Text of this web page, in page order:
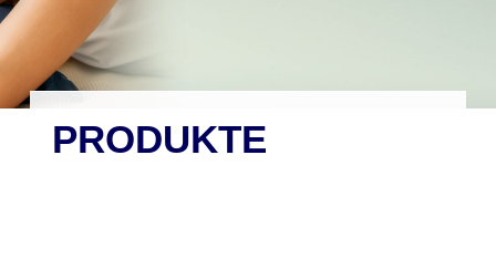
PRODUKTE